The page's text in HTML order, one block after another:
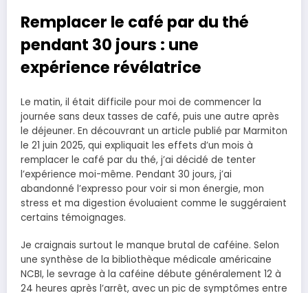
Remplacer le café par du thé
pendant 30 jours : une
expérience révélatrice
Le matin, il était difficile pour moi de commencer la
journée sans deux tasses de café, puis une autre après
le déjeuner. En découvrant un article publié par Marmiton
le 21 juin 2025, qui expliquait les effets d’un mois à
remplacer le café par du thé, j’ai décidé de tenter
l’expérience moi-même. Pendant 30 jours, j’ai
abandonné l’expresso pour voir si mon énergie, mon
stress et ma digestion évoluaient comme le suggéraient
certains témoignages.
Je craignais surtout le manque brutal de caféine. Selon
une synthèse de la bibliothèque médicale américaine
NCBI, le sevrage à la caféine débute généralement 12 à
24 heures après l’arrêt, avec un pic de symptômes entre